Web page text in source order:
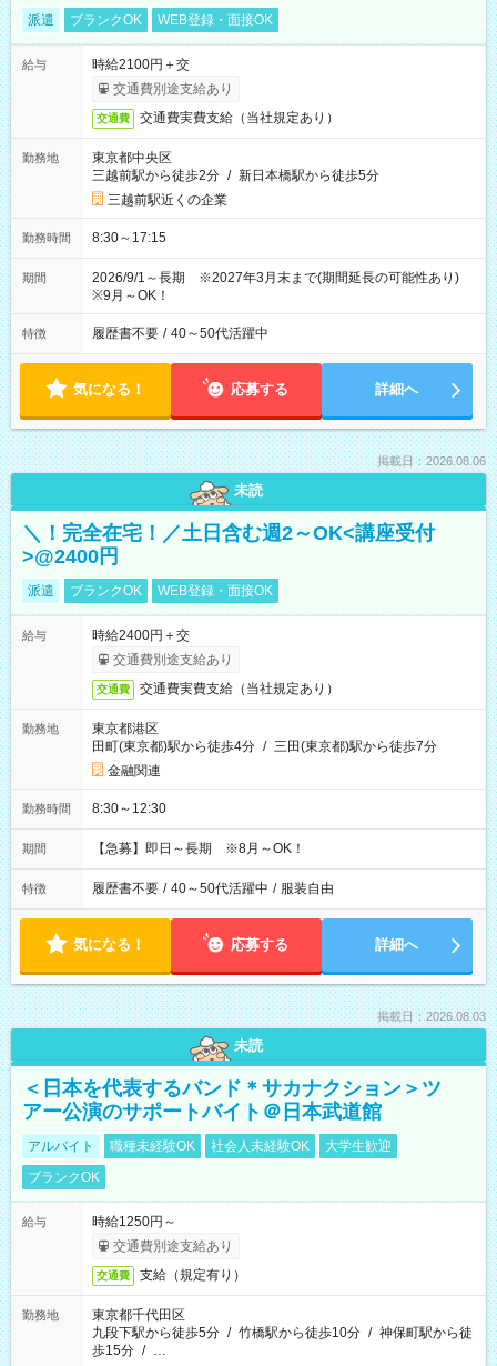
派遣 ブランクOK WEB登録・面接OK
給与
時給2100円＋交
交通費別途支給あり
交通費 交通費実費支給（当社規定あり）
勤務地
東京都中央区
三越前駅から徒歩2分 / 新日本橋駅から徒歩5分
三越前駅近くの企業
勤務時間 8:30～17:15
期間
2026/9/1～長期 ※2027年3月末まで(期間延長の可能性あり)
※9月～OK！
特徴 履歴書不要 / 40～50代活躍中
気になる！ 応募する 詳細へ
掲載日：2026.08.06
未読
＼！完全在宅！／土日含む週2～OK<講座受付
>@2400円
派遣 ブランクOK WEB登録・面接OK
給与
時給2400円＋交
交通費別途支給あり
交通費 交通費実費支給（当社規定あり）
勤務地
東京都港区
田町(東京都)駅から徒歩4分 / 三田(東京都)駅から徒歩7分
金融関連
勤務時間 8:30～12:30
期間 【急募】即日～長期 ※8月～OK！
特徴 履歴書不要 / 40～50代活躍中 / 服装自由
気になる！ 応募する 詳細へ
掲載日：2026.08.03
未読
＜日本を代表するバンド＊サカナクション＞ツ
アー公演のサポートバイト＠日本武道館
アルバイト 職種未経験OK 社会人未経験OK
大学生歓迎
ブランクOK
給与
時給1250円～
交通費別途支給あり
交通費 支給（規定有り）
勤務地
東京都千代田区
九段下駅から徒歩5分 / 竹橋駅から徒歩10分 / 神保町駅から徒
歩15分 / …